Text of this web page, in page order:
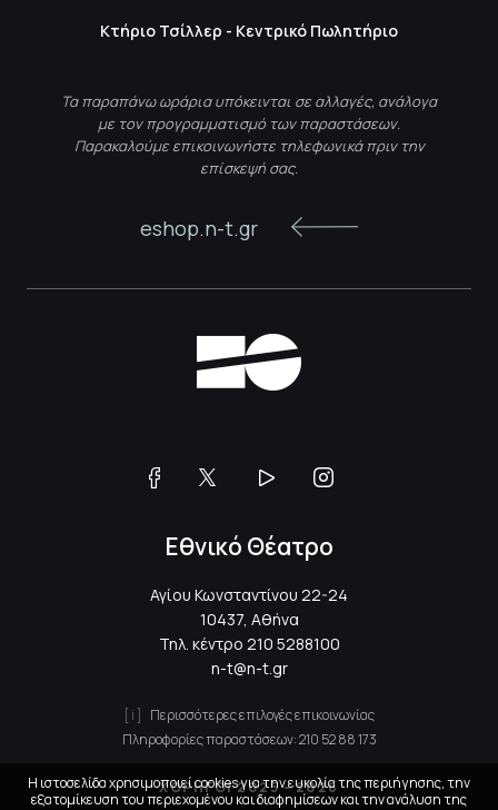
Κτήριο Τσίλλερ - Κεντρικό Πωλητήριο
Τα παραπάνω ωράρια υπόκεινται σε αλλαγές, ανάλογα
με τον προγραμματισμό των παραστάσεων.
Παρακαλούμε επικοινωνήστε τηλεφωνικά πριν την
επίσκεψή σας.
eshop.n-t.gr
Εθνικό Θέατρο
Αγίου Κωνσταντίνου 22-24
10437, Αθήνα
Τηλ. κέντρο 210 5288100
n-t@n-t.gr
Περισσότερες επιλογές επικοινωνίας
Πληροφορίες παραστάσεων:210 52 88 173
ΧΟΡΗΓΟΙ 2025 - 2026
Η ιστοσελίδα χρησιμοποιεί cookies για την ευκολία της περιήγησης, την
εξατομίκευση του περιεχομένου και διαφημίσεων και την ανάλυση της